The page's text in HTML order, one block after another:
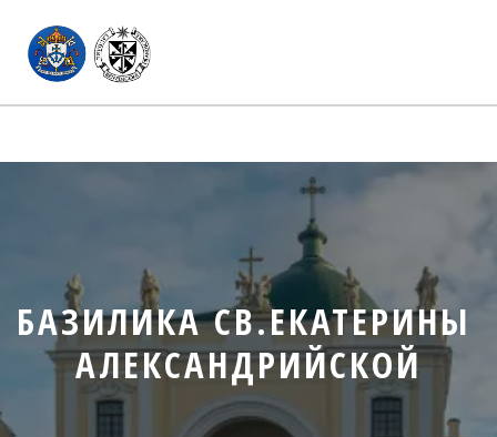
БАЗИЛИКА СВ.ЕКАТЕРИНЫ
АЛЕКСАНДРИЙСКОЙ